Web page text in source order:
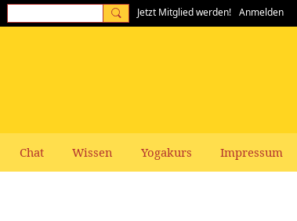
Jetzt Mitglied werden! Anmelden
Chat Wissen Yogakurs Impressum